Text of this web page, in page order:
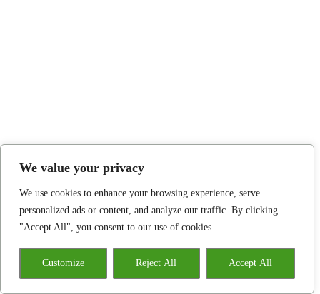
We value your privacy
We use cookies to enhance your browsing experience, serve
personalized ads or content, and analyze our traffic. By clicking
"Accept All", you consent to our use of cookies.
Customize Reject All Accept All